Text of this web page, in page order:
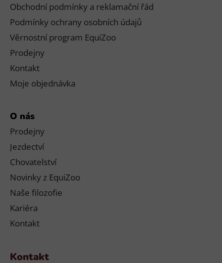
Obchodní podmínky a reklamační řád
Podmínky ochrany osobních údajů
Věrnostní program EquiZoo
Prodejny
Kontakt
Moje objednávka
O nás
Prodejny
Jezdectví
Chovatelství
Novinky z EquiZoo
Naše filozofie
Kariéra
Kontakt
Kontakt